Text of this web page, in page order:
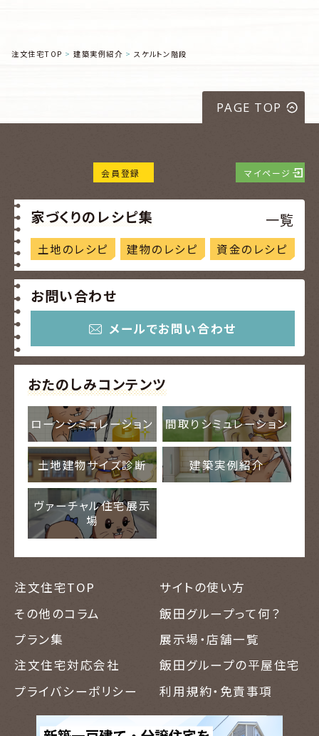
注文住宅TOP 建築実例紹介 スケルトン階段
PAGE TOP
会員登録 マイページ
家づくりのレシピ集 一覧
土地のレシピ 建物のレシピ 資金のレシピ
お問い合わせ
メールでお問い合わせ
おたのしみコンテンツ
ローンシミュレーション 間取りシミュレーション
土地建物サイズ診断 建築実例紹介
ヴァーチャル住宅展示
場
注文住宅TOP
サイトの使い方
その他のコラム
飯田グループって何？
プラン集
展示場・店舗一覧
注文住宅対応会社
飯田グループの平屋住宅
プライバシーポリシー
利用規約・免責事項